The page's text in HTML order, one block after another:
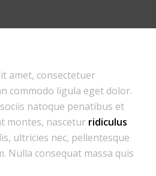
amet, consectetuer
commodo ligula eget dolor.
natoque penatibus et
montes, nascetur ridiculus
ultricies nec, pellentesque
Nulla consequat massa quis